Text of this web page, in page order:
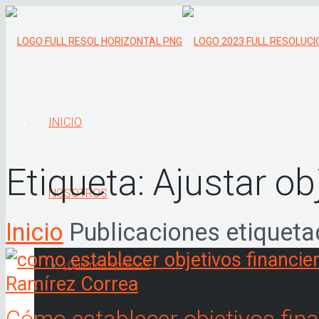
INICIO
NOSOTROS
¿Quiénes somos?
Etiqueta: Ajustar
Inicio Publicaciones